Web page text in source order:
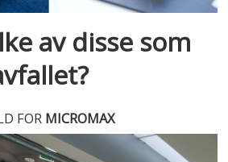
av disse som
FOR MICROMAX